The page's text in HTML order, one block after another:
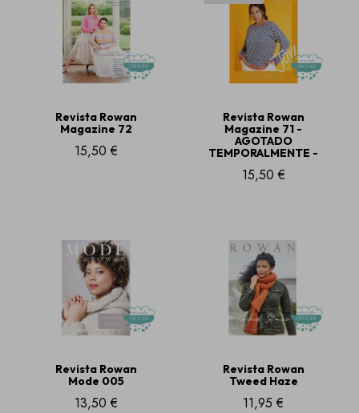
Revista Rowan
Magazine 72
15,50 €
Revista Rowan
Magazine 71 -
AGOTADO
TEMPORALMENTE -
15,50 €
Revista Rowan
Mode 005
13,50 €
Revista Rowan
Tweed Haze
11,95 €